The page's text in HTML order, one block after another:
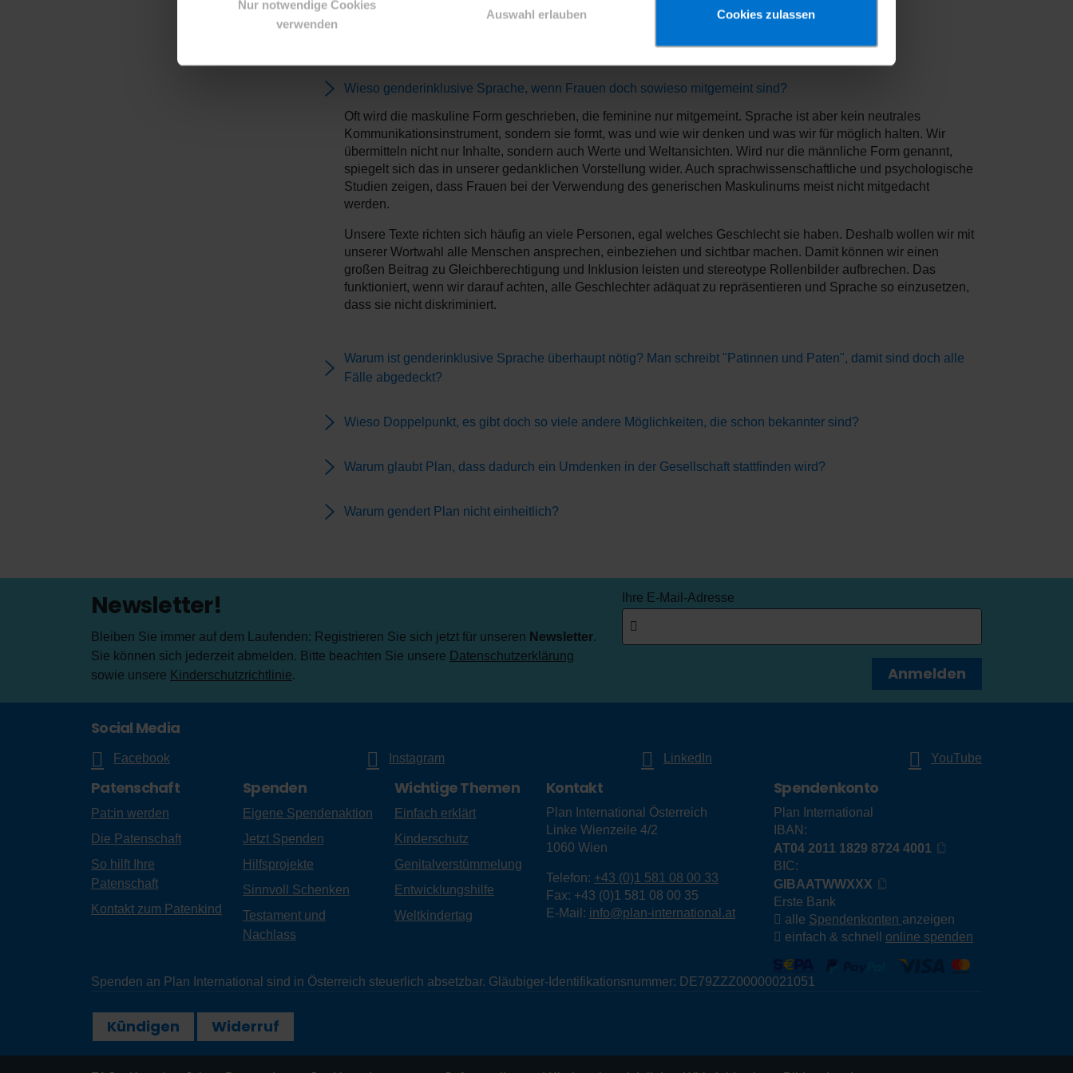
Nur notwendige Cookies
verwenden
Auswahl erlauben Cookies zulassen
FAQs: Genderinklusive Sprache
Wieso genderinklusive Sprache, wenn Frauen doch sowieso mitgemeint sind?
Oft wird die maskuline Form geschrieben, die feminine nur mitgemeint. Sprache ist aber kein neutrales
Kommunikationsinstrument, sondern sie formt, was und wie wir denken und was wir für möglich halten. Wir
übermitteln nicht nur Inhalte, sondern auch Werte und Weltansichten. Wird nur die männliche Form genannt,
spiegelt sich das in unserer gedanklichen Vorstellung wider. Auch sprachwissenschaftliche und psychologische
Studien zeigen, dass Frauen bei der Verwendung des generischen Maskulinums meist nicht mitgedacht
werden.
Unsere Texte richten sich häufig an viele Personen, egal welches Geschlecht sie haben. Deshalb wollen wir mit
unserer Wortwahl alle Menschen ansprechen, einbeziehen und sichtbar machen. Damit können wir einen
großen Beitrag zu Gleichberechtigung und Inklusion leisten und stereotype Rollenbilder aufbrechen. Das
funktioniert, wenn wir darauf achten, alle Geschlechter adäquat zu repräsentieren und Sprache so einzusetzen,
dass sie nicht diskriminiert.
Warum ist genderinklusive Sprache überhaupt nötig? Man schreibt "Patinnen und Paten", damit sind doch alle
Fälle abgedeckt?
Wieso Doppelpunkt, es gibt doch so viele andere Möglichkeiten, die schon bekannter sind?
Warum glaubt Plan, dass dadurch ein Umdenken in der Gesellschaft stattfinden wird?
Warum gendert Plan nicht einheitlich?
Newsletter!
Bleiben Sie immer auf dem Laufenden: Registrieren Sie sich jetzt für unseren Newsletter.
Sie können sich jederzeit abmelden. Bitte beachten Sie unsere Datenschutzerklärung
sowie unsere Kinderschutzrichtlinie.
Ihre E-Mail-Adresse
Anmelden
Social Media
Facebook Instagram LinkedIn YouTube
Patenschaft
Pat:in werden
Die Patenschaft
So hilft Ihre
Patenschaft
Kontakt zum Patenkind
Spenden
Eigene Spendenaktion
Jetzt Spenden
Hilfsprojekte
Sinnvoll Schenken
Testament und
Nachlass
Wichtige Themen
Einfach erklärt
Kinderschutz
Genitalverstümmelung
Entwicklungshilfe
Weltkindertag
Kontakt
Plan International Österreich
Linke Wienzeile 4/2
1060 Wien
Telefon: +43 (0)1 581 08 00 33
Fax: +43 (0)1 581 08 00 35
E-Mail: info@plan-international.at
Spendenkonto
Plan International
IBAN:
AT04 2011 1829 8724 4001
BIC:
GIBAATWWXXX
Erste Bank
alle Spendenkonten anzeigen
einfach & schnell online spenden
Spenden an Plan International sind in Österreich steuerlich absetzbar. Gläubiger-Identifikationsnummer: DE79ZZZ00000021051
Kündigen Widerruf